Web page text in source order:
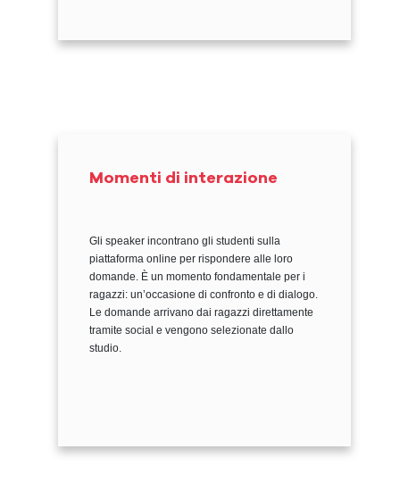
Momenti di interazione
Gli speaker incontrano gli studenti sulla
piattaforma online per rispondere alle loro
domande. È un momento fondamentale per i
ragazzi: un’occasione di confronto e di dialogo.
Le domande arrivano dai ragazzi direttamente
tramite social e vengono selezionate dallo
studio.